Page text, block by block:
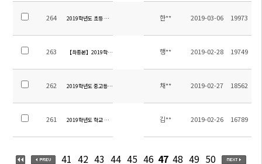
264 2019학년도 초등 교원 현지채용 공고 한** 2019-03-06 19973
263 【최종본】2019학년도 1학기 스쿨버스차량탑승자 명단
행** 2019-02-28 19749
262 2019학년도 중고등 학급 편성 안내 채** 2019-02-27 18562
261 2019학년도 학교 교육과정 설명회 안내 김** 2019-02-26 16789
41 42 43 44 45 46 47 48 49 50